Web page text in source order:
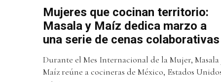
Mujeres que cocinan territorio:
Masala y Maíz dedica marzo a
una serie de cenas colaborativas
Durante el Mes Internacional de la Mujer, Masala
Maíz reúne a cocineras de México, Estados